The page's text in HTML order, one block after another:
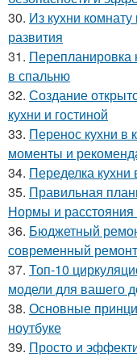
30. Из кухни
развития
31. Перепланировка
в спальню
32. Создание
кухни и гостиной
33. Перенос кухни в
моменты и
34. Переделка
35. Правильная
Нормы и
36. Бюджетный
современный
37. Топ-10
модели для вашего
38. Основные
ноутбуке
39. Просто и